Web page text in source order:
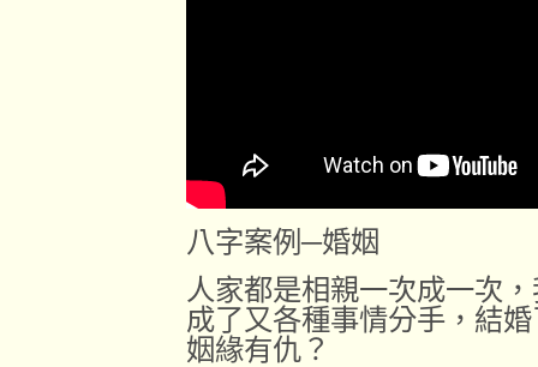
八字案例─婚姻
人家都是相親一次成一次
成了又各種事情分手， 結
姻緣有仇？